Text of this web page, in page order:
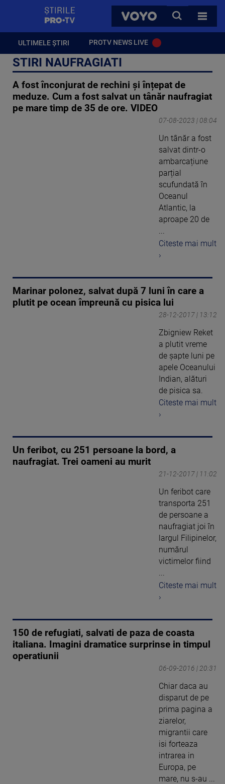
VOYO
CAUTA
TOATE
ULTIMELE ȘTIRI PROTV NEWS LIVE
STIRI NAUFRAGIATI
A fost înconjurat de rechini și înțepat de
meduze. Cum a fost salvat un tânăr naufragiat
pe mare timp de 35 de ore. VIDEO
07-08-2023 | 08:04
Un tânăr a fost
salvat dintr-o
ambarcațiune
parțial
scufundată în
Oceanul
Atlantic, la
aproape 20 de
...
Citeste mai mult
›
Marinar polonez, salvat după 7 luni în care a
plutit pe ocean împreună cu pisica lui
28-12-2017 | 13:12
Zbigniew Reket
a plutit vreme
de şapte luni pe
apele Oceanului
Indian, alături
de pisica sa.
Citeste mai mult
›
Un feribot, cu 251 persoane la bord, a
naufragiat. Trei oameni au murit
21-12-2017 | 11:02
Un feribot care
transporta 251
de persoane a
naufragiat joi în
largul Filipinelor,
numărul
victimelor fiind
...
Citeste mai mult
›
150 de refugiati, salvati de paza de coasta
italiana. Imagini dramatice surprinse in timpul
operatiunii
06-09-2016 | 20:31
Chiar daca au
disparut de pe
prima pagina a
ziarelor,
migrantii care
isi forteaza
intrarea in
Europa, pe
mare, nu s-au ...